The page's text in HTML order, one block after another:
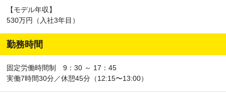
【モデル年収】
530万円（入社3年目）
勤務時間
固定労働時間制 9：30 ～ 17：45
実働7時間30分／休憩45分（12:15〜13:00）